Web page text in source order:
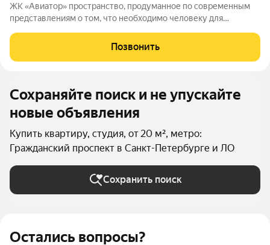
Остались вопросы?
ЖК «Авиатор» пространство, продуманное по современным
представлениям о том, что необходимо человеку для
архитектура сочетает плавные изгибы фасадов и благородную
цветовую палитру. Особенность комплекса
Позвонить
Сохраняйте поиск и не упускайте
новые объявления
Купить квартиру, студия, от 20 м², метро:
Гражданский проспект в Санкт-Петербурге и ЛО
Сохранить поиск